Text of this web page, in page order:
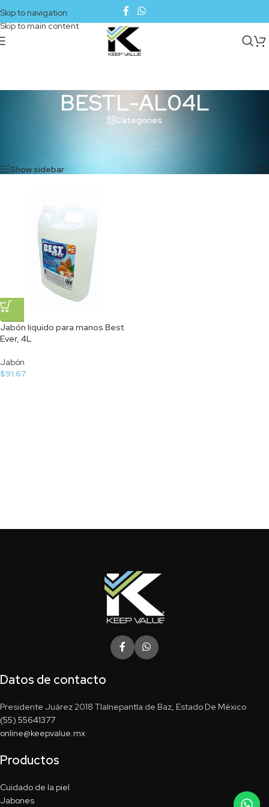
Skip to navigation
Skip to main content
BESTL-AL04L
Categories
Productos etiquetados “BESTL-AL04L”
Show sidebar
Jabón liquido para manos Best
Ever, 4L
Jabón
$91.67
Datos de contacto
Presidente Juárez 2018 Tlalnepantla de Baz, Estado De México
(55) 55641377
online@keepvalue.mx
Productos
Cuidado de la piel
Jabones